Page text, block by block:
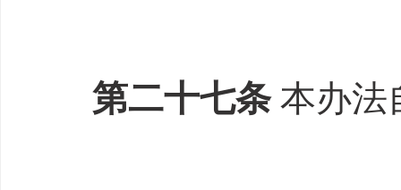
第二十七条本办法